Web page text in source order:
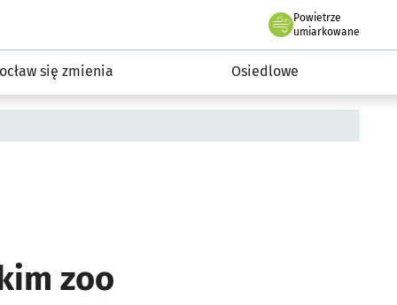
- miejskie inwestycje 2019-2032
Powietrze
we Wrocławiu
umiarkowane
się zmienia Osiedlowe
zoo